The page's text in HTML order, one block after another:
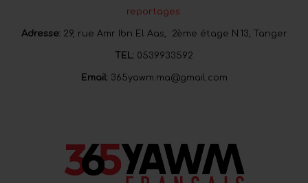
reportages.
Adresse: 29, rue Amr Ibn El Aas, 2ème étage N:13, Tanger
TEL: 0539933592
Email: 365yawm.ma@gmail.com